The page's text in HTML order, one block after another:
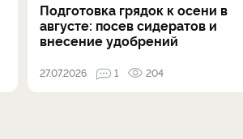
Подготовка грядок к осени в
августе: посев сидератов и
внесение удобрений
27.07.2026 1 204